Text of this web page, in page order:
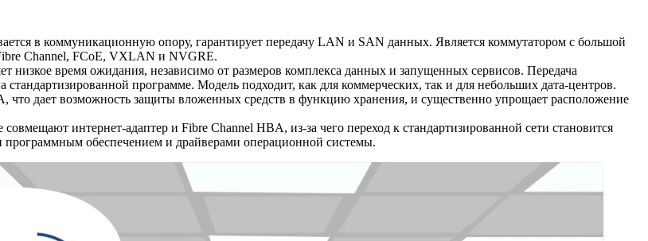
в коммуникационную опору, гарантирует передачу LAN и SAN данных. Является коммутатором с большой
Channel, FCoE, VXLAN и NVGRE.
низкое время ожидания, независимо от размеров комплекса данных и запущенных сервисов. Передача
программе. Модель подходит, как для коммерческих, так и для небольших дата-центров.
дает возможность защиты вложенных средств в функцию хранения, и существенно упрощает расположение
интернет-адаптер и Fibre Channel HBA, из-за чего переход к стандартизированной сети становится
обеспечением и драйверами операционной системы.